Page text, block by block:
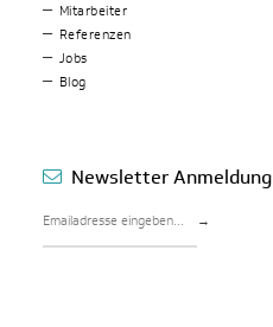
Mitarbeiter
Referenzen
Jobs
Blog
Newsletter Anmeldung
→